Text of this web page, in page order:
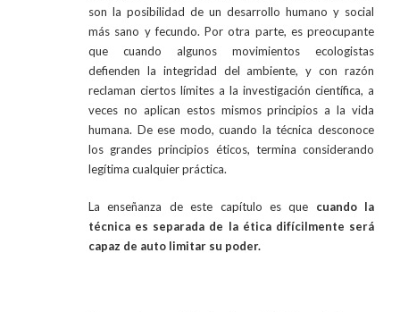
son la posibilidad de un desarrollo humano y social
más sano y fecundo. Por otra parte, es preocupante
que cuando algunos movimientos ecologistas
defienden la integridad del ambiente, y con razón
reclaman ciertos límites a la investigación científica, a
veces no aplican estos mismos principios a la vida
humana. De ese modo, cuando la técnica desconoce
los grandes principios éticos, termina considerando
legítima cualquier práctica.
La enseñanza de este capítulo es que cuando la
técnica es separada de la ética difícilmente será
capaz de auto limitar su poder.